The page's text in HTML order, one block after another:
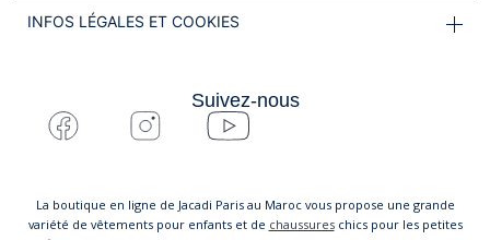
INFOS LÉGALES ET COOKIES
Suivez-nous
La boutique en ligne de Jacadi Paris au Maroc vous propose une grande
variété de vêtements pour enfants et de chaussureschics pour les petites